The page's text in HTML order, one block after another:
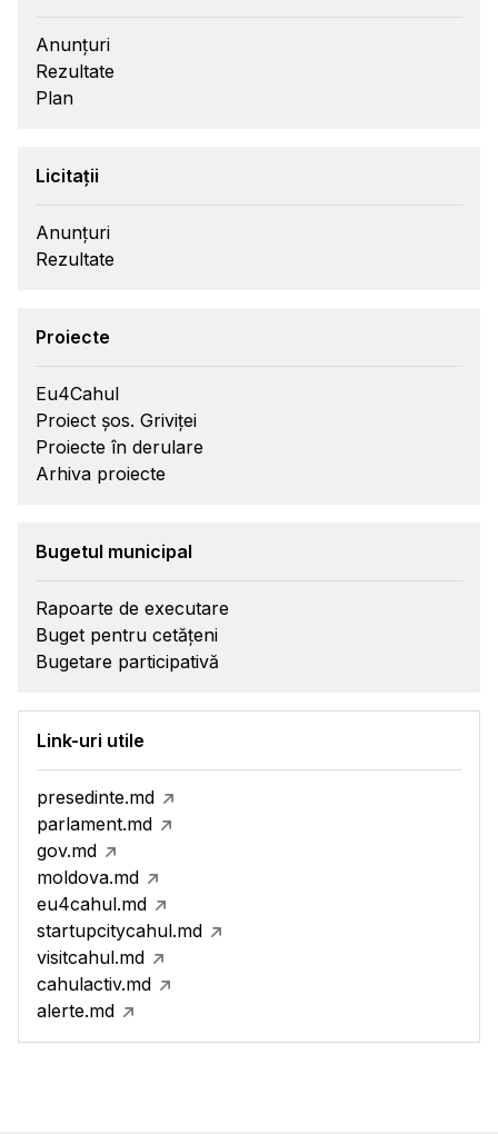
Anunțuri
Rezultate
Plan
Licitații
Anunțuri
Rezultate
Proiecte
Eu4Cahul
Proiect șos. Griviței
Proiecte în derulare
Arhiva proiecte
Bugetul municipal
Rapoarte de executare
Buget pentru cetățeni
Bugetare participativă
Link-uri utile
presedinte.md
parlament.md
gov.md
moldova.md
eu4cahul.md
startupcitycahul.md
visitcahul.md
cahulactiv.md
alerte.md